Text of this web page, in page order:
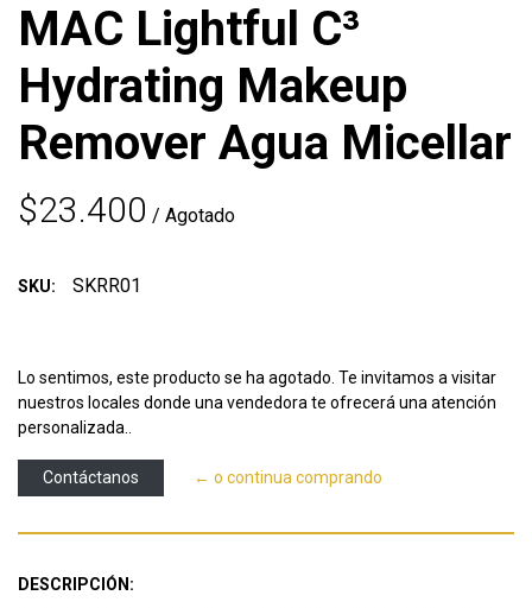
MAC Lightful C³
Hydrating Makeup
Remover Agua Micellar
$23.400 / Agotado
SKU: SKRR01
Lo sentimos, este producto se ha agotado. Te invitamos a visitar
nuestros locales donde una vendedora te ofrecerá una atención
personalizada..
Contáctanos ← o continua comprando
DESCRIPCIÓN: